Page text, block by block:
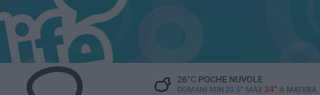
26°CPOCHE NUVOLE
DOMANI MIN 23.5° MAX 34° A MATERA